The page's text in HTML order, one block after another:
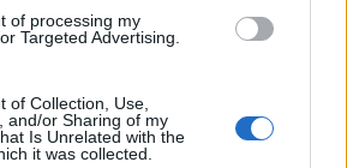
of processing my
Targeted Advertising.
of Collection, Use,
and/or Sharing of my
Is Unrelated with the
it was collected.